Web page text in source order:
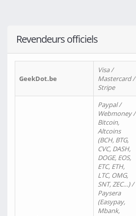
Revendeurs officiels
GeekDot.be
Visa /
Mastercard /
Stripe
Paypal /
Webmoney /
Bitcoin,
Altcoins
(BCH, BTG,
CVC, DASH,
DOGE, EOS,
ETC, ETH,
LTC, OMG,
SNT, ZEC…) /
Paysera
(Easypay,
Mbank,